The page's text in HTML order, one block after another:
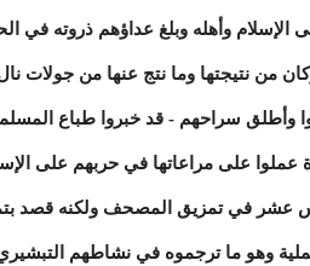
الإسلام وأهله وبلغ عداؤهم ذروته في
من نتيجتها وما نتج عنها من
وأطلق سراحهم - قد خبروا طباع
على مراعاتها في حربهم على
عشر في تمزيق المصحف ولكنه قصد
وهو ما ترجموه في نشاطهم